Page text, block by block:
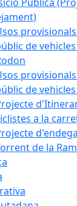
de
de
a la
de la